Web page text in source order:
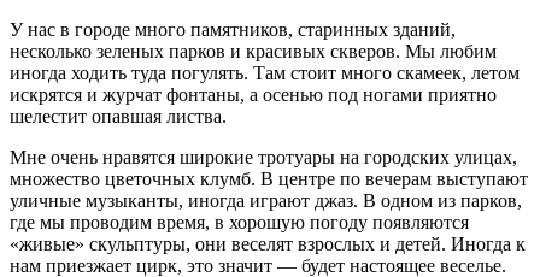
У нас в городе много памятников, старинных зданий,
несколько зеленых парков и красивых скверов. Мы любим
иногда ходить туда погулять. Там стоит много скамеек, летом
искрятся и журчат фонтаны, а осенью под ногами приятно
шелестит опавшая листва.
Мне очень нравятся широкие тротуары на городских улицах,
множество цветочных клумб. В центре по вечерам выступают
уличные музыканты, иногда играют джаз. В одном из парков,
где мы проводим время, в хорошую погоду появляются
«живые» скульптуры, они веселят взрослых и детей. Иногда к
нам приезжает цирк, это значит — будет настоящее веселье.